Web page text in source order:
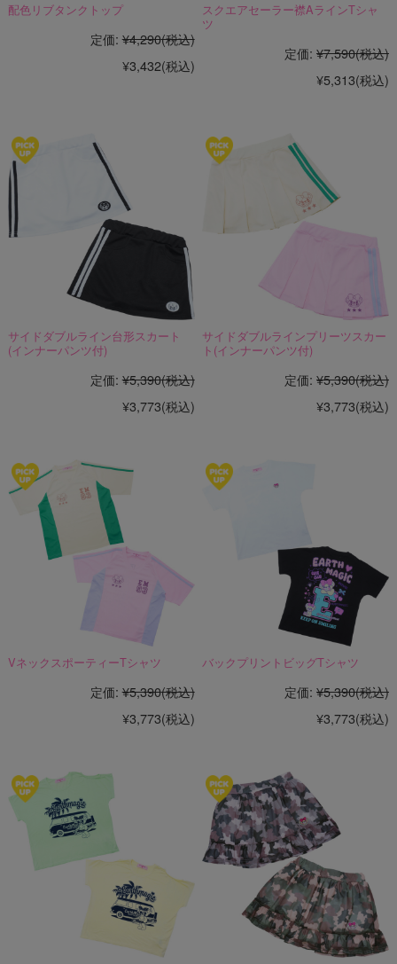
配色リブタンクトップ
定価: ¥4,290(税込)
¥3,432(税込)
スクエアセーラー襟AラインTシャ
ツ
定価: ¥7,590(税込)
¥5,313(税込)
サイドダブルライン台形スカート
(インナーパンツ付)
定価: ¥5,390(税込)
¥3,773(税込)
サイドダブルラインプリーツスカー
ト(インナーパンツ付)
定価: ¥5,390(税込)
¥3,773(税込)
VネックスポーティーTシャツ
定価: ¥5,390(税込)
¥3,773(税込)
バックプリントビッグTシャツ
定価: ¥5,390(税込)
¥3,773(税込)